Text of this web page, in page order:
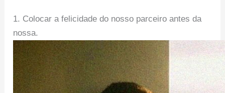
1. Colocar a felicidade do nosso parceiro antes da
nossa.